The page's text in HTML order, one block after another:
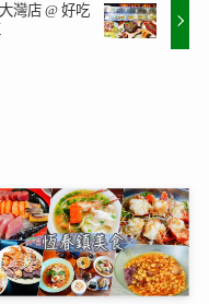
灣店 @ 好吃